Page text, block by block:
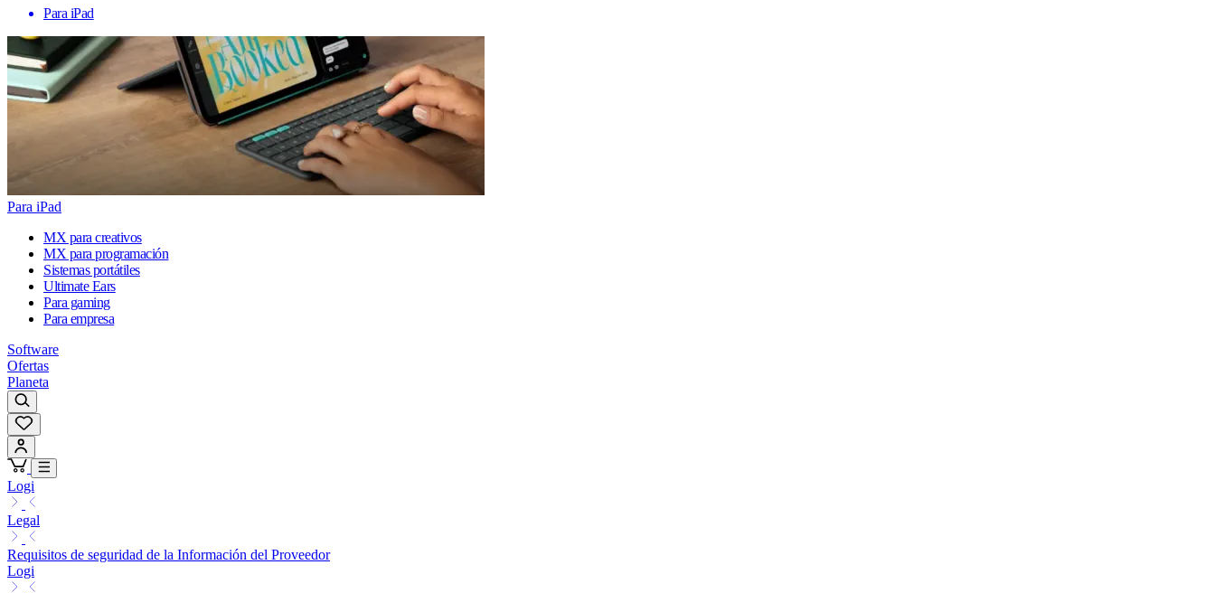
Para iPad
Para iPad
MX para creativos
MX para programación
Sistemas portátiles
Ultimate Ears
Para gaming
Para empresa
Software
Ofertas
Planeta
Logi
Legal
Requisitos de seguridad de la Información del Proveedor
Logi